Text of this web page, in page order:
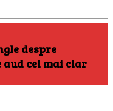
despre
aud cel mai clar